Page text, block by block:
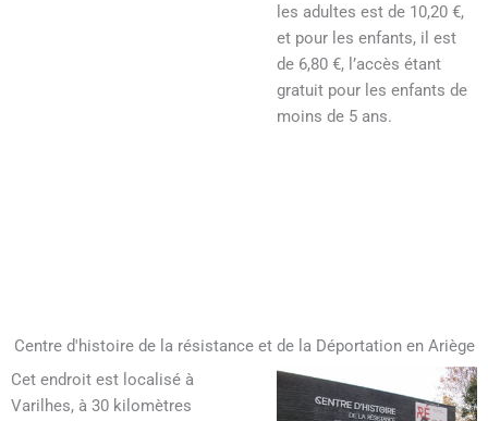
les adultes est de 10,20 €,
et pour les enfants, il est
de 6,80 €, l’accès étant
gratuit pour les enfants de
moins de 5 ans.
Centre d'histoire de la résistance et de la Déportation en Ariège
Cet endroit est localisé à
Varilhes, à 30 kilomètres